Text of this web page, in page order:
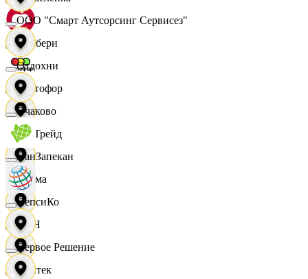
Самбери
Светофор
СетТрейд
Сигма
СИН
Синтек
ООО "Смарт Аутсорсинг Сервисез"
Отдохни
Очаково
ПанЗапекан
ПепсиКо
Первое Решение